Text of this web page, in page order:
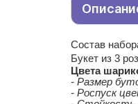
Состав
Букет из 3
Цвета
- Размер
- Роспуск